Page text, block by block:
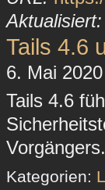
Aktualisiert:
Tails 4.6
6. Mai
Tails 4.6
Vorgängers.
Kategorien: